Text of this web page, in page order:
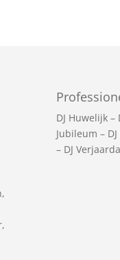
,
,
DJ Huwelijk–
Jubileum –
– DJ